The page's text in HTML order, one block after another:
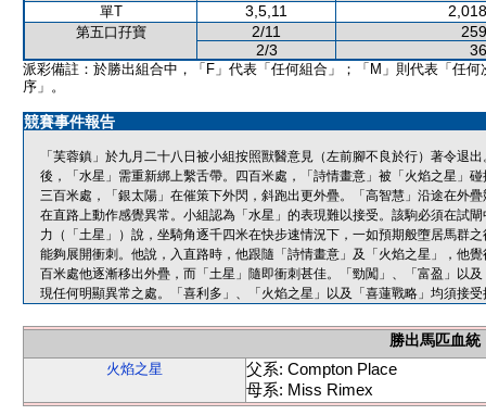
單T 3,5,11
第五口孖寶 2/11
2/3
派彩備註：於勝出組合中，「F」代表「任何組合」；「M」則代表「任何
序」。
競賽事件報告
「芙蓉鎮」於九月二十八日被小組按照獸醫意見（左前腳不良於行）著令退
後，「水星」需重新綁上繫舌帶。四百米處，「詩情畫意」被「火焰之星」
三百米處，「銀太陽」在催策下外閃，斜跑出更外疊。「高智慧」沿途在外
在直路上動作感覺異常。小組認為「水星」的表現難以接受。該駒必須在試
力（「土星」）說，坐騎角逐千四米在快步速情況下，一如預期般墮居馬群
能夠展開衝刺。他說，入直路時，他跟隨「詩情畫意」及「火焰之星」，他
百米處他逐漸移出外疊，而「土星」隨即衝刺甚佳。「勁闖」、「富盈」以
現任何明顯異常之處。「喜利多」、「火焰之星」以及「喜蓮戰略」均須接
勝出馬匹血統
火焰之星
父系: Compton Place
母系: Miss Rimex